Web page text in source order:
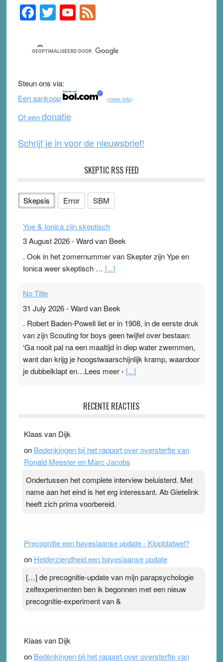
Primary
Sidebar
F
a
c
e
b
o
o
k
T
wi
tt
er
Y
o
u
T
b
e
F
e
d
Steun ons via:
Een aankoop
(meer info)
Of eendonatie
Schrijf je in voor de nieuwsbrief!
SKEPTIC RSS FEED
Skepsis Error SBM
Ype & Ionica zijn skeptisch
3 August 2026-Ward van Beek
. Ook in het zomernummer van Skepter zijn Ype en
Ionica weer skeptisch … [...]
No Title
31 July 2026-Ward van Beek
. Robert Baden-Powell liet er in 1908, in de eerste druk
van zijn Scouting for boys geen twijfel over bestaan:
‘Ga nooit pal na een maaltijd in diep water zwemmen,
want dan krijg je hoogstwaarschijnlijk kramp, waardoor
je dubbelklapt en…Lees meer › [...]
Ward van Beek
topsporters. Ze hopen ermee hun hartslag te verlagen
terwijl ze meer zuurstof opnemen. Daarop heeft zo’n
pleister geen effect. Maar het gevoel ‘makkelijker te
Pleisterplakkers in de topspsort ›[...]
RECENTE REACTIES
Klaas van Dijk
on Bedenkingen bij het rapport over oversterfte van
Ronald Meester en Marc Jacobs
Ondertussen het complete interview beluisterd. Met
name aan het eind is het erg interessant. Ab Gietelink
heeft zich prima voorbereid.
Precognitie een bayesiaanse update - Kloptdatwel?
on Helderziendheid een bayesiaanse update
[…] de precognitie-update van mijn parapsychologie
zelfexperimenten ben ik begonnen met een nieuw
precognitie-experiment van &
Klaas van Dijk
on Bedenkingen bij het rapport over oversterfte van